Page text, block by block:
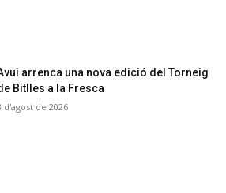
arrenca una nova edició del Torneig
Bitlles a la Fresca
d'agost de 2026